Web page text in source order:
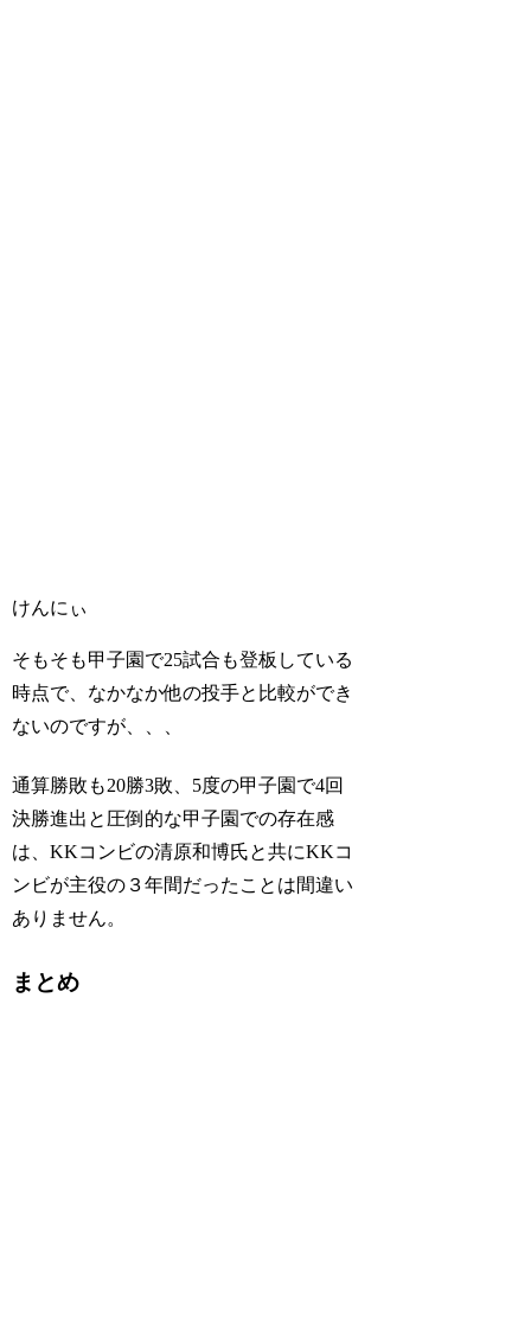
けんにぃ
そもそも甲子園で25試合も登板している
時点で、なかなか他の投手と比較ができ
ないのですが、、、
通算勝敗も20勝3敗、5度の甲子園で4回
決勝進出と圧倒的な甲子園での存在感
は、KKコンビの清原和博氏と共にKKコ
ンビが主役の３年間だったことは間違い
ありません。
まとめ